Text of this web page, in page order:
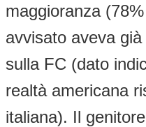
maggioranza
avvisato aveva
sulla FC (dato
realtà americana
italiana). Il